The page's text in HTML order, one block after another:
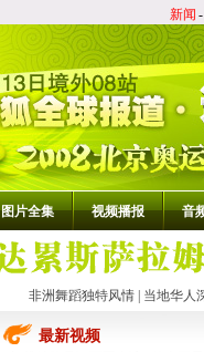
新闻 -
图片全集 视频播报 音
非洲舞蹈独特风情| 当地华人
最新视频